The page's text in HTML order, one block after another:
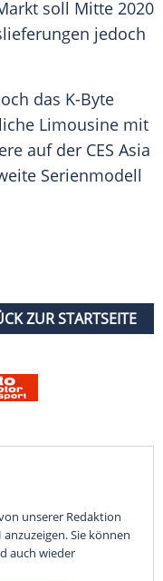
soll Mitte 2020
jedoch
das K-Byte
Limousine mit
auf der CES Asia
Serienmodell
ZUR STARTSEITE
unserer Redaktion
Sie können
auch wieder